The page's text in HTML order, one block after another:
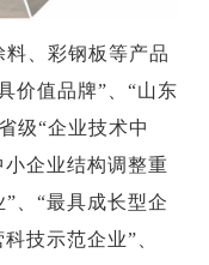
、彩钢板等产品
价值品牌”、“山东
级“企业技术中
小企业结构调整重
、“最具成长型企
技示范企业”、